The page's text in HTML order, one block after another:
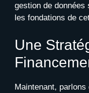
gestion de
les fondations de
Une
Maintenant,